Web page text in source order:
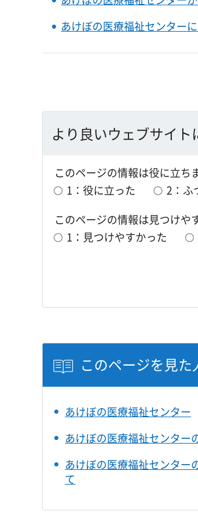
あけぼの医療福祉センター
より良いウェブサイ
このページの情報は役に立ち
1：役に立った
2：ふ
このページの情報は見つけや
1：見つけやすかった
このページを見
あけぼの医療福祉センター
あけぼの医療福祉センター
あけぼの医療福祉センター
て